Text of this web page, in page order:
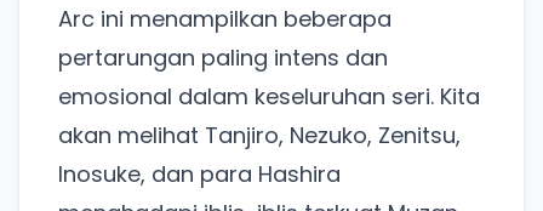
Arc ini menampilkan beberapa
pertarungan paling intens dan
emosional dalam keseluruhan seri. Kita
akan melihat Tanjiro, Nezuko, Zenitsu,
Inosuke, dan para Hashira